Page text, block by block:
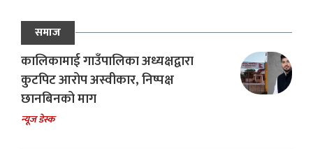
समाज
कालिकामाई गाउँपालिका अध्यक्षद्वारा
कुटपिट आरोप अस्वीकार, निष्पक्ष
छानबिनको माग
न्यूज डेस्क